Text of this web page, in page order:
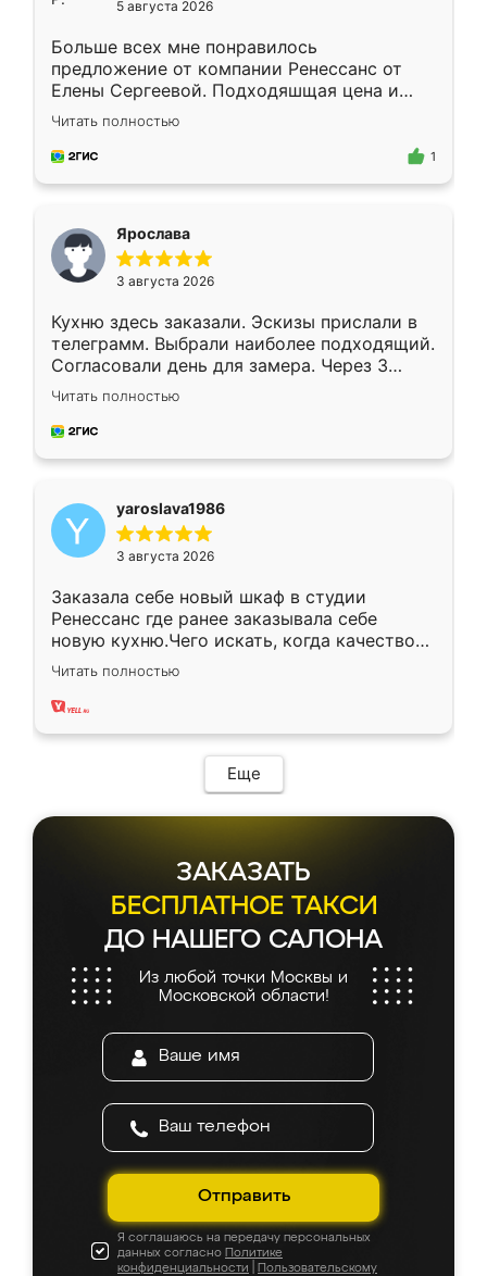
5 августа 2026
Больше всех мне понравилось
предложение от компании Ренессанс от
Елены Сергеевой. Подходяшщая цена и
короткие сроки изготовления. Приехавший
для замера сотрудник Владислав
предложил по моему эскизу самый
Читать полностью
1
Ярослава
3 августа 2026
Кухню здесь заказали. Эскизы прислали в
телеграмм. Выбрали наиболее подходящий.
Согласовали день для замера. Через 3
недели кухня была уже готова. Остались
довольны работой. Спасибо Ренессанс
мебель за качественную работу!
Читать полностью
yaroslava1986
3 августа 2026
Заказала себе новый шкаф в студии
Ренессанс где ранее заказывала себе
новую кухню.Чего искать, когда качеством
вполне довольна. Служит кухня уже почти
два года, нареканий нет.
Читать полностью
Еще
ЗАКАЗАТЬ
БЕСПЛАТНОЕ ТАКСИ
ДО НАШЕГО САЛОНА
Из любой точки Москвы и
Московской области!
Отправить
Я соглашаюсь на передачу персональных
данных согласно Политике
конфиденциальности
Пользовательскому